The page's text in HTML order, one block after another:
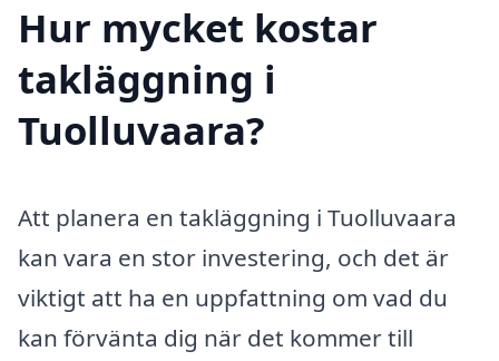
Hur mycket kostar
takläggning i
Tuolluvaara?
Att planera en takläggning i Tuolluvaara
kan vara en stor investering, och det är
viktigt att ha en uppfattning om vad du
kan förvänta dig när det kommer till